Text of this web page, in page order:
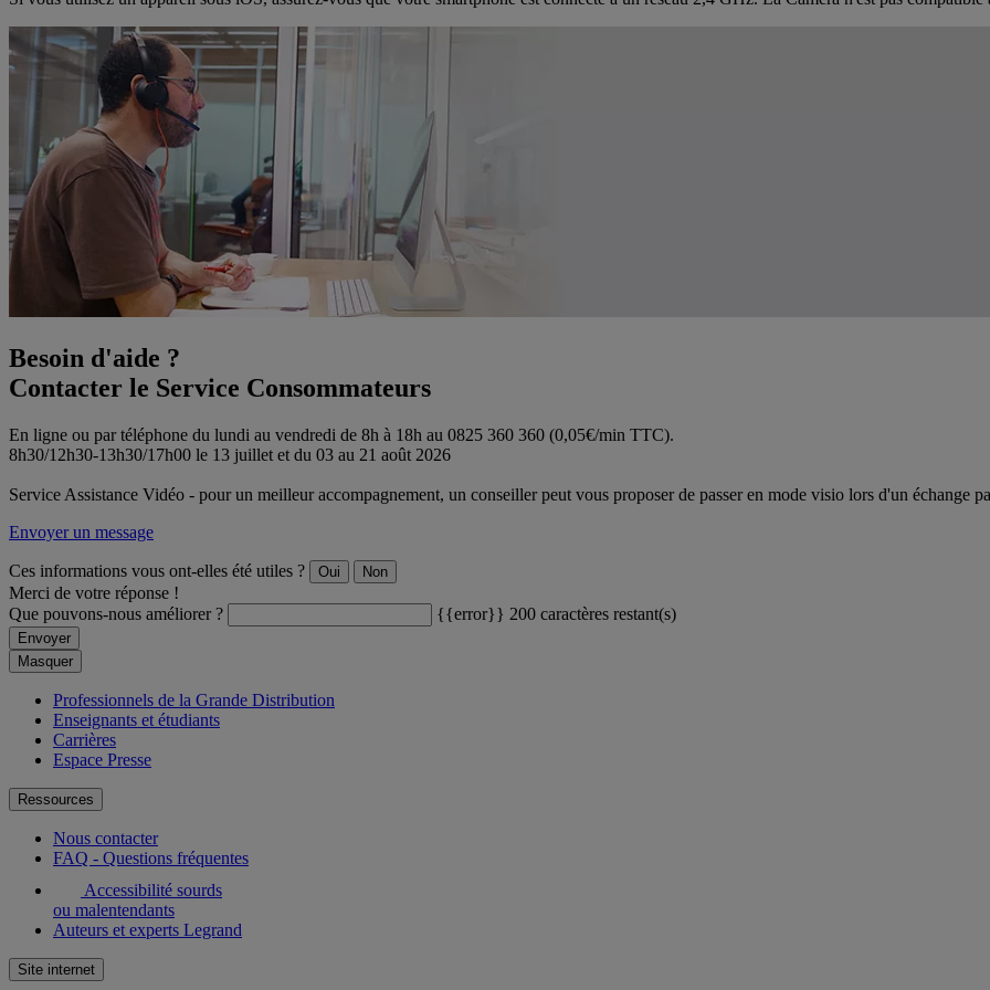
Besoin d'aide ?
Contacter le Service Consommateurs
En ligne ou par téléphone du lundi au vendredi de 8h à 18h au 0825 360 360 (0,05€/min TTC).
8h30/12h30-13h30/17h00 le 13 juillet et du 03 au 21 août 2026
Service Assistance Vidéo - pour un meilleur accompagnement, un conseiller peut vous proposer de passer en mode visio lors d'un échange
Envoyer un message
Ces informations vous ont-elles été utiles ? Oui Non
Merci de votre réponse !
Que pouvons-nous améliorer ?
{{error}} 200 caractères restant(s)
Envoyer
Masquer
Professionnels de la Grande Distribution
Enseignants et étudiants
Carrières
Espace Presse
Ressources
Nous contacter
FAQ - Questions fréquentes
Accessibilité sourds
ou malentendants
Auteurs et experts Legrand
Site internet